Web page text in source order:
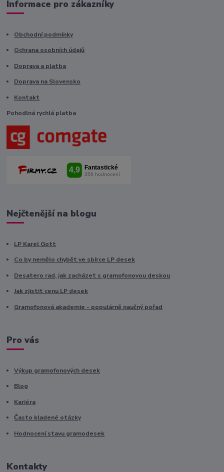
Informace pro zákazníky
Obchodní podmínky
Ochrana osobních údajů
Doprava a platba
Doprava na Slovensko
Kontakt
Pohodlná rychlá platba
Nejčtenější na blogu
LP Karel Gott
Co by nemělo chybět ve sbírce LP desek
Desatero rad, jak zacházet s gramofonovou deskou
Jak zjistit cenu LP desek
Gramofonová akademie - populárně naučný pořad
Pro vás
Výkup gramofonových desek
Blog
Kariéra
Často kladené otázky
Hodnocení stavu gramodesek
Kontakty